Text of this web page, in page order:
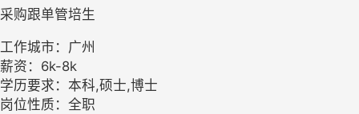
采购跟单管培生
工作城市：广州
薪资：6k-8k
学历要求：本科,硕士,博士
岗位性质：全职